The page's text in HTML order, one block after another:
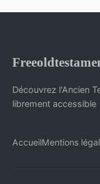
Découvrez l'Ancien
librement accessible
AccueilMentions